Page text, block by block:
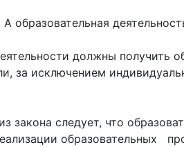
образовательная
должны получить
за исключением
закона следует, что
образовательных